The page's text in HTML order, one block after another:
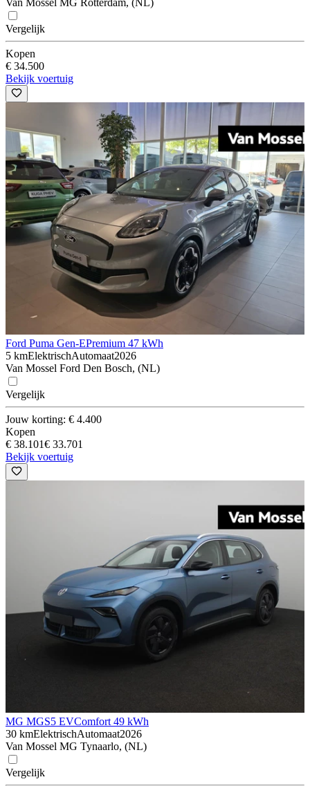
Vergelijk
Kopen
€ 34.500
Bekijk voertuig
Ford Puma Gen-EPremium 47 kWh
5 kmElektrischAutomaat2026
Van Mossel Ford Den Bosch, (NL)
Vergelijk
Jouw korting: € 4.400
Kopen
€ 38.101€ 33.701
Bekijk voertuig
MG MGS5 EVComfort 49 kWh
30 kmElektrischAutomaat2026
Van Mossel MG Tynaarlo, (NL)
Vergelijk